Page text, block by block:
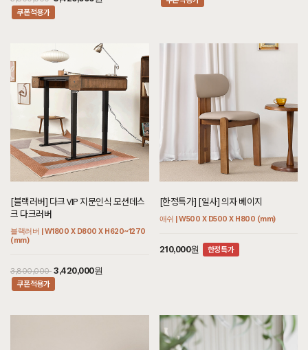
[블랙러버] 다크 N형 11칸서랍장 다크러
블랙러버 | W2400 X D480 X H880 (mm)
3,560,000원
[헤리티지월넛] 헨느 침대 SS/Q/K/SK/
4,581,000원
[블랙러버] Q형 거실장
블랙러버 | W1600 X D380 X H550 (mm)
530,000 477,000원 쿠폰적용가
[보트레내츄럴] 가죽 3인용소파 세트 인
10,000,000원
[오크] 끌레르 식탁/테이블
6,600,000원
[크림슨] CH형 식탁/테이블
2,450,000원
쿠폰적용가
[블랙러버] 다크 VIP 지문인식 모션데스
크 다크러버
블랙러버 | W1800 X D800 X H620~1270
(mm)
3,800,000 3,420,000원
쿠폰적용가
[한정특가] [일사] 의자 베이지
애쉬 | W500 X D500 X H800 (mm)
210,000원 한정특가